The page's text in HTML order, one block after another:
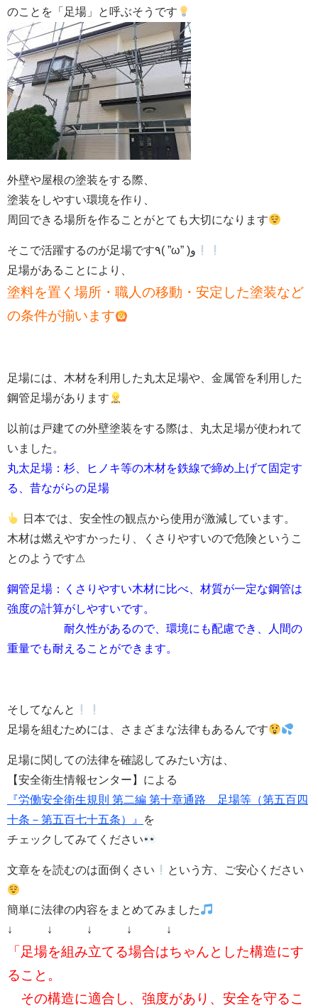
のことを「足場」と呼ぶそうです
外壁や屋根の塗装をする際、
塗装をしやすい環境を作り、
周回できる場所を作ることがとても大切になります
そこで活躍するのが足場です٩( ”ω” )و
足場があることにより、
塗料を置く場所・職人の移動・安定した塗装など
の条件が揃います
足場には、木材を利用した丸太足場や、金属管を利用した
鋼管足場があります
以前は戸建ての外壁塗装をする際は、丸太足場が使われて
いました。
丸太足場：杉、ヒノキ等の木材を鉄線で締め上げて固定す
る、昔ながらの足場
日本では、安全性の観点から使用が激減しています。
木材は燃えやすかったり、くさりやすいので危険というこ
とのようです⚠
鋼管足場：くさりやすい木材に比べ、材質が一定な鋼管は
強度の計算がしやすいです。
耐久性があるので、環境にも配慮でき、人間の
重量でも耐えることができます。
そしてなんと
足場を組むためには、さまざまな法律もあるんです
足場に関しての法律を確認してみたい方は、
【安全衛生情報センター】による
『労働安全衛生規則 第二編 第十章通路 足場等（第五百四
十条－第五百七十五条）』
を
チェックしてみてください
文章をを読むのは面倒くさい という方、ご安心ください
簡単に法律の内容をまとめてみました
↓ ↓ ↓ ↓ ↓
「足場を組み立てる場合はちゃんとした構造にす
ること。
その構造に適合し、強度があり、安全を守るこ